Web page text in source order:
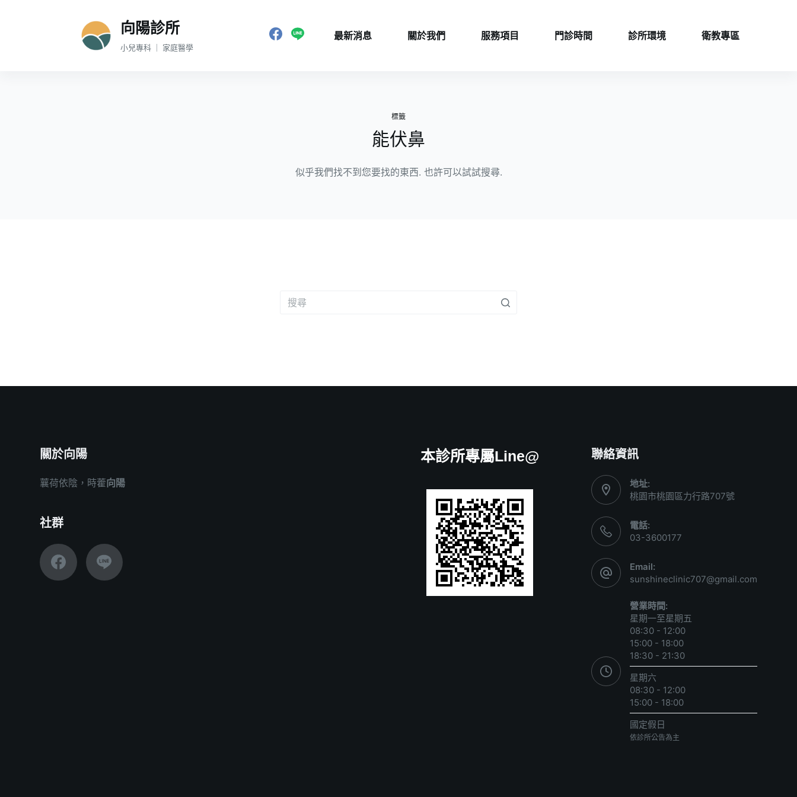
向陽診所
小兒專科 ｜ 家庭醫學
最新消息 關於我們 服務項目 門診時間 診所環境 衛教專區
標籤
能伏鼻
似乎我們找不到您要找的東西. 也許可以試試搜尋.
關於向陽
蘘荷依陰，時藿向陽
社群
本診所專屬Line@ 聯絡資訊
地址:
桃園市桃園區力行路707號
電話:
03-3600177
Email:
sunshineclinic707@gmail.com
營業時間:
星期一至星期五
08:30 - 12:00
15:00 - 18:00
18:30 - 21:30
星期六
08:30 - 12:00
15:00 - 18:00
國定假日
依診所公告為主